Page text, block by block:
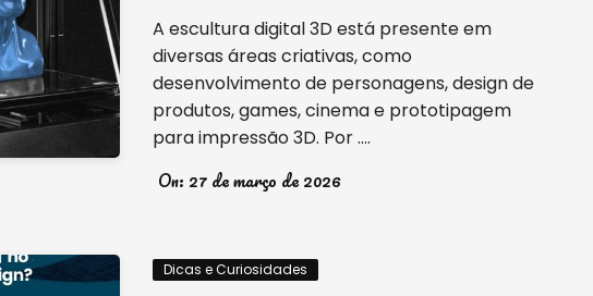
A escultura digital 3D está presente em
diversas áreas criativas, como
desenvolvimento de personagens, design de
produtos, games, cinema e prototipagem
para impressão 3D. Por ….
On: 27 de março de 2026
Dicas e Curiosidades